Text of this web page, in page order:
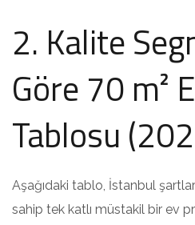
2. Kalite
Göre 70 m²
Tablosu
Aşağıdaki tablo, İstanbul
sahip tek katlı müstakil bir ev